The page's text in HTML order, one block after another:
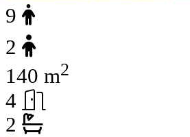
9
2
140 m2
4
2